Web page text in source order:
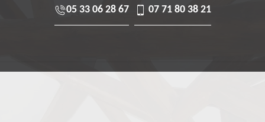
05 33 06 28 67 07 71 80 38 21